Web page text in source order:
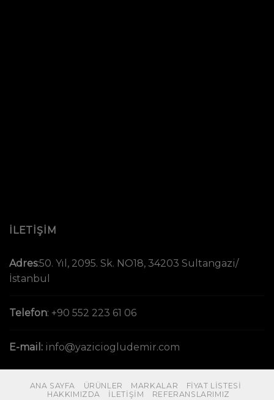
İLETİŞİM
Adres:50. Yıl, 2095. Sk. NO18, 34203 Sultangazi/
İstanbul
Telefon: +90 552 223 61 06
E-mail: info@yaziciogludemir.com
ANA SAYFA ÜRÜNLER MARKALAR
FIYAT LISTESI
HAKKIMIZDA
İLETIŞIM REFERANSLARIMIZ